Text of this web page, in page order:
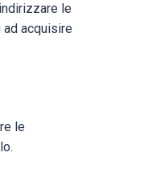
le
ad acquisire
le